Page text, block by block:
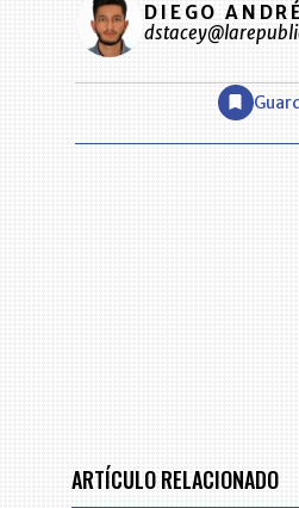
DIEGO
ARTÍCULO RELACIONADO